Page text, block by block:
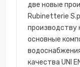
две новые
Rubinetterie
производству
основные
качества UNI